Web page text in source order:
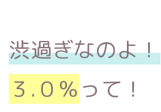
渋過ぎなのよ！
３.０％って！